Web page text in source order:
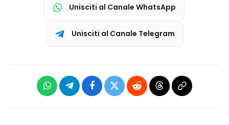
Unisciti al Canale WhatsApp
Unisciti al Canale Telegram
WhatsAppTelegramFacebook
X
RedditThreadsCopia